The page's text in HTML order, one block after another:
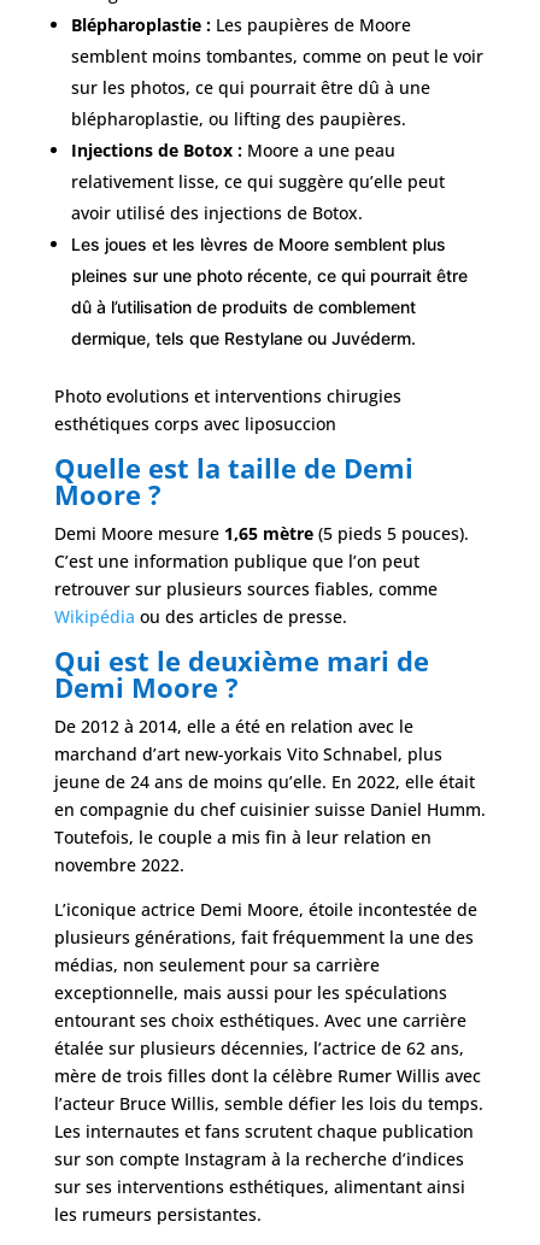
Blépharoplastie :Les paupières de Moore
semblent moins tombantes, comme on peut le voir
sur les photos, ce qui pourrait être dû à une
blépharoplastie, ou lifting des paupières.
Injections de Botox :Moore a une peau
relativement lisse, ce qui suggère qu’elle peut
avoir utilisé des injections de Botox.
Les joues et les lèvres de Moore semblent plus
pleines sur une photo récente, ce qui pourrait être
dû à l’utilisation de produits de comblement
dermique, tels que Restylane ou Juvéderm.
Photo evolutions et interventions chirugies
esthétiques corps avec liposuccion
Quelle est la taille de Demi
Moore ?
Demi Moore mesure 1,65 mètre(5 pieds 5 pouces).
C’est une information publique que l’on peut
retrouver sur plusieurs sources fiables, comme
Wikipédia ou des articles de presse.
Qui est le deuxième mari de
Demi Moore ?
De 2012 à 2014, elle a été en relation avec le
marchand d’art new-yorkais Vito Schnabel, plus
jeune de 24 ans de moins qu’elle. En 2022, elle était
en compagnie du chef cuisinier suisse Daniel Humm.
Toutefois, le couple a mis fin à leur relation en
novembre 2022.
L’iconique actrice Demi Moore, étoile incontestée de
plusieurs générations, fait fréquemment la une des
médias, non seulement pour sa carrière
exceptionnelle, mais aussi pour les spéculations
entourant ses choix esthétiques. Avec une carrière
étalée sur plusieurs décennies, l’actrice de 62 ans,
mère de trois filles dont la célèbre Rumer Willis avec
l’acteur Bruce Willis, semble défier les lois du temps.
Les internautes et fans scrutent chaque publication
sur son compte Instagram à la recherche d’indices
sur ses interventions esthétiques, alimentant ainsi
les rumeurs persistantes.